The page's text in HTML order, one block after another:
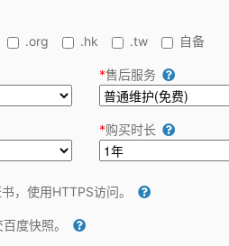
.org .hk .tw 自备
*售后服务
*购买时长
，使用HTTPS访问。
度快照。